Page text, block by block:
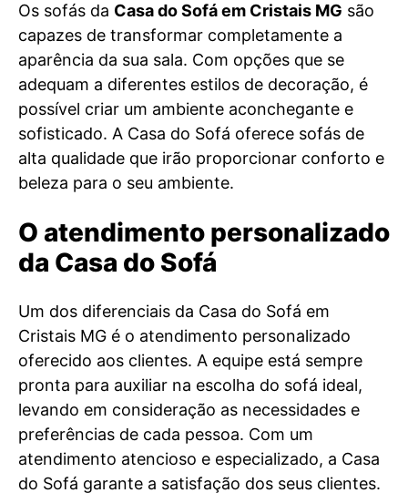
Os sofás da Casa do Sofá em Cristais MG são
capazes de transformar completamente a
aparência da sua sala. Com opções que se
adequam a diferentes estilos de decoração, é
possível criar um ambiente aconchegante e
sofisticado. A Casa do Sofá oferece sofás de
alta qualidade que irão proporcionar conforto e
beleza para o seu ambiente.
O atendimento personalizado
da Casa do Sofá
Um dos diferenciais da Casa do Sofá em
Cristais MG é o atendimento personalizado
oferecido aos clientes. A equipe está sempre
pronta para auxiliar na escolha do sofá ideal,
levando em consideração as necessidades e
preferências de cada pessoa. Com um
atendimento atencioso e especializado, a Casa
do Sofá garante a satisfação dos seus clientes.